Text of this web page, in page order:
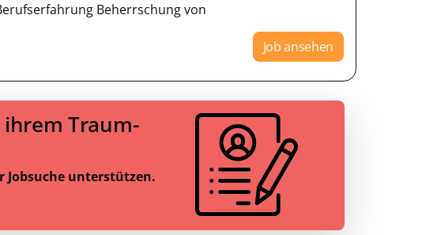
Beherrschung von
Job ansehen
ihrem Traum-
Jobsuche unterstützen.